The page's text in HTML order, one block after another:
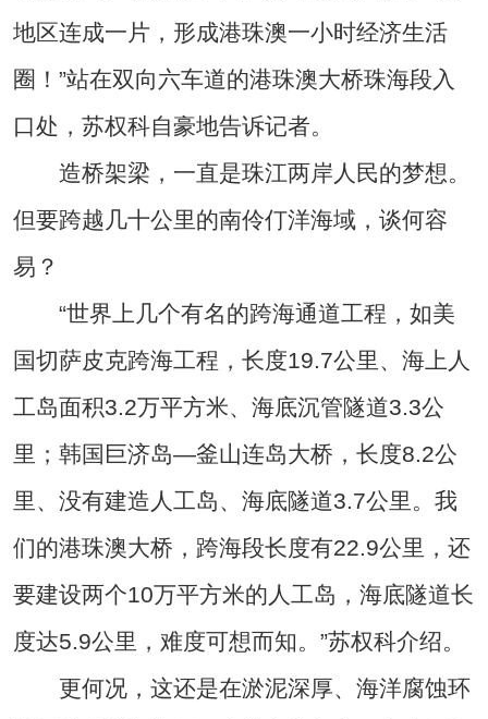
地区连成一片，形成港珠澳一小时经济生活
圈！”站在双向六车道的港珠澳大桥珠海段入
口处，苏权科自豪地告诉记者。
造桥架梁，一直是珠江两岸人民的梦想。
但要跨越几十公里的南伶仃洋海域，谈何容
易？
“世界上几个有名的跨海通道工程，如美
国切萨皮克跨海工程，长度19.7公里、海上人
工岛面积3.2万平方米、海底沉管隧道3.3公
里；韩国巨济岛—釜山连岛大桥，长度8.2公
里、没有建造人工岛、海底隧道3.7公里。我
们的港珠澳大桥，跨海段长度有22.9公里，还
要建设两个10万平方米的人工岛，海底隧道长
度达5.9公里，难度可想而知。”苏权科介绍。
更何况，这还是在淤泥深厚、海洋腐蚀环